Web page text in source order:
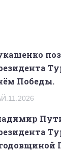
Победы.